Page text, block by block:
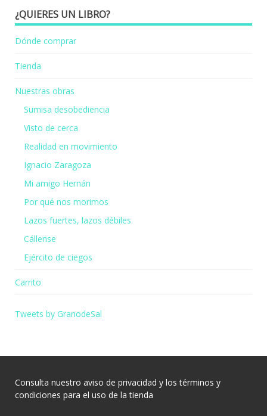
¿QUIERES UN LIBRO?
Dónde comprar
Tienda
Nuestras obras
Sumisa desobediencia
Visto de cerca
Realidad en movimiento
Ignacio Zaragoza
Mi amigo Hernán
Por qué nos morimos
Lazos fuertes, lazos débiles
Cállense
Ejército de ciegos
Carrito
Tweets by GranodeSal
Consulta nuestro aviso de privacidad y lostérminos y
condiciones para el uso de la tienda